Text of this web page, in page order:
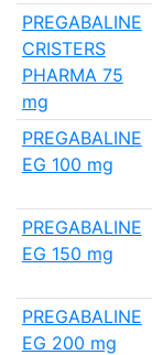
PREGABALINE
CRISTERS
PHARMA 75
mg
PREGABALINE
EG 100 mg
PREGABALINE
EG 150 mg
PREGABALINE
EG 200 mg